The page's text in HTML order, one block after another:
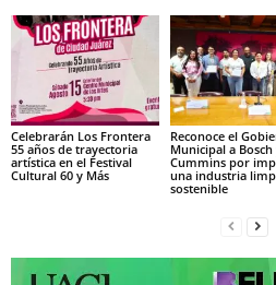
Celebrarán Los Frontera
55 años de trayectoria
artística en el Festival
Cultural 60 y Más
Reconoce el
Municipal a Bosch
Cummins por
una industria
sostenible